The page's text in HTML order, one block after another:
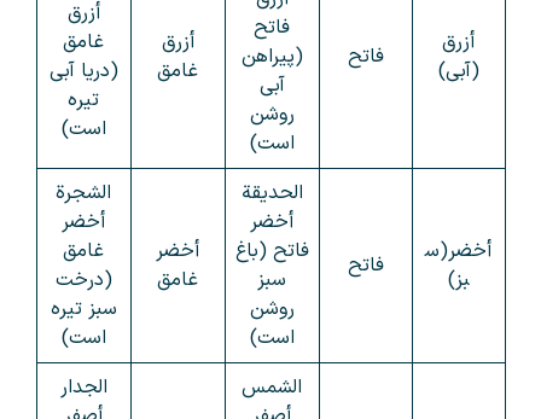
أزرق
(آبی)
فاتح
فاتح
(پیراهن
آبی
روشن
است)
أزرق
غامق
أزرق
غامق
(دریا آبی
تیره
است)
أخضر(س
بز)
فاتح
الحديقة
أخضر
فاتح (باغ
سبز
روشن
است)
أخضر
غامق
الشجرة
أخضر
غامق
(درخت
سبز تیره
است)
الشمس
الجدار